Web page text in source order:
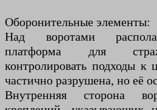
Оборонительные элементы:
Над воротами
платформа для
контролировать подходы к
частично разрушена, но её
Внутренняя сторона